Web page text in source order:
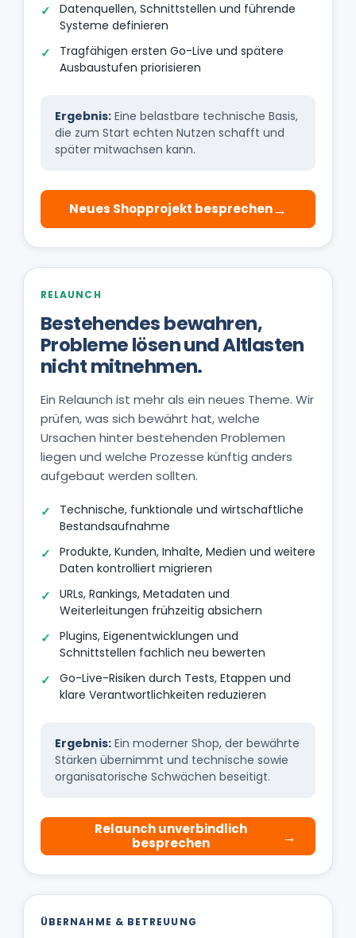
Datenquellen, Schnittstellen und führende
Systeme definieren
Tragfähigen ersten Go-Live und spätere
Ausbaustufen priorisieren
Ergebnis: Eine belastbare technische Basis,
die zum Start echten Nutzen schafft und
später mitwachsen kann.
Neues Shopprojekt besprechen
RELAUNCH
Bestehendes bewahren,
Probleme lösen und Altlasten
nicht mitnehmen.
Ein Relaunch ist mehr als ein neues Theme. Wir
prüfen, was sich bewährt hat, welche
Ursachen hinter bestehenden Problemen
liegen und welche Prozesse künftig anders
aufgebaut werden sollten.
Technische, funktionale und wirtschaftliche
Bestandsaufnahme
Produkte, Kunden, Inhalte, Medien und weitere
Daten kontrolliert migrieren
URLs, Rankings, Metadaten und
Weiterleitungen frühzeitig absichern
Plugins, Eigenentwicklungen und
Schnittstellen fachlich neu bewerten
Go-Live-Risiken durch Tests, Etappen und
klare Verantwortlichkeiten reduzieren
Ergebnis: Ein moderner Shop, der bewährte
Stärken übernimmt und technische sowie
organisatorische Schwächen beseitigt.
Relaunch unverbindlich
besprechen
ÜBERNAHME & BETREUUNG